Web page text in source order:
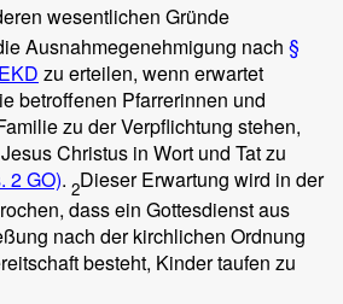
wesentlichen Gründe
Ausnahmegenehmigung nach §
zu erteilen, wenn erwartet
betroffenen Pfarrerinnen und
zu der Verpflichtung stehen,
Christus in Wort und Tat zu
2 GO). 2Dieser Erwartung wird in der
dass ein Gottesdienst aus
nach der kirchlichen Ordnung
besteht, Kinder taufen zu